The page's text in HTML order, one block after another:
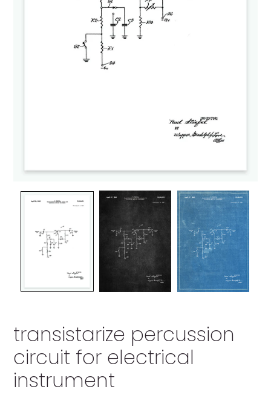
transistarize percussion
circuit for electrical
instrument